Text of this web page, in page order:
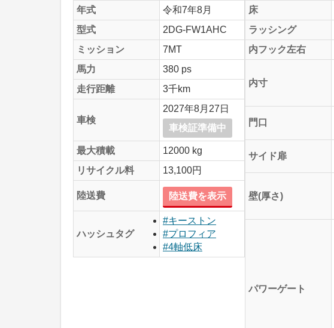
年式
令和7年8月
型式
2DG-FW1AHC
ミッション
7MT
馬力
380 ps
走行距離
3千km
車検
2027年8月27日
車検証準備中
最大積載
12000 kg
リサイクル料
13,100円
陸送費 陸送費を表示
ハッシュタグ
#キーストン
#プロフィア
#4軸低床
床
ラッシング
内フック左右
内寸
門口
サイド扉
壁(厚さ)
パワーゲート